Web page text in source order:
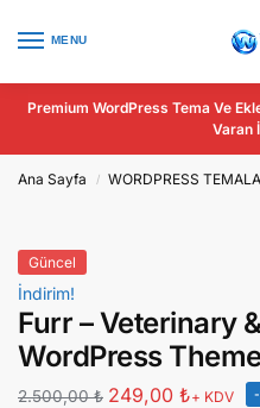
MENU
Premium WordPress Tema Ve
Varan
Ana Sayfa / WORDPRESS
Güncel
İndirim!
Furr – Veterinary
WordPress
2.500,00₺ 249,00 ₺+ KDV